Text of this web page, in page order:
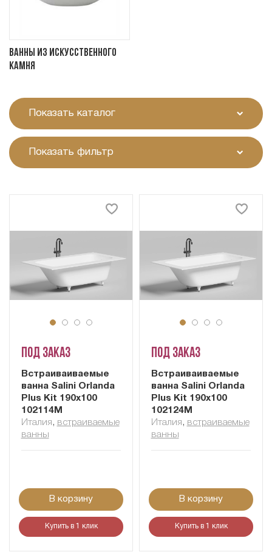
Ванны из искусственного
камня
Показать каталог
Показать фильтр
Под заказ
Встраиваиваемые
ванна Salini Orlanda
Plus Kit 190x100
102114M
Италия , встраиваемые
ванны
В корзину
Купить в 1 клик
Под заказ
Встраиваиваемые
ванна Salini Orlanda
Plus Kit 190x100
102124M
Италия , встраиваемые
ванны
В корзину
Купить в 1 клик